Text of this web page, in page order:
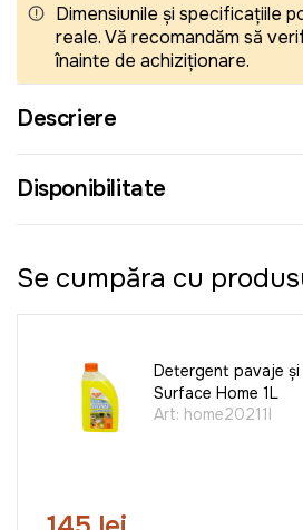
Dimensiunile și specificațiile
reale. Vă recomandăm să
înainte de achiziționare.
Descriere
Disponibilitate
Se cumpăra cu
Detergent pavaje
Surface Home 1L
Art: home20211l